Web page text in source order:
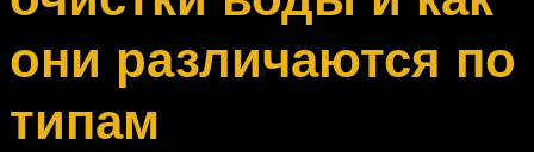
они различаются по
типам